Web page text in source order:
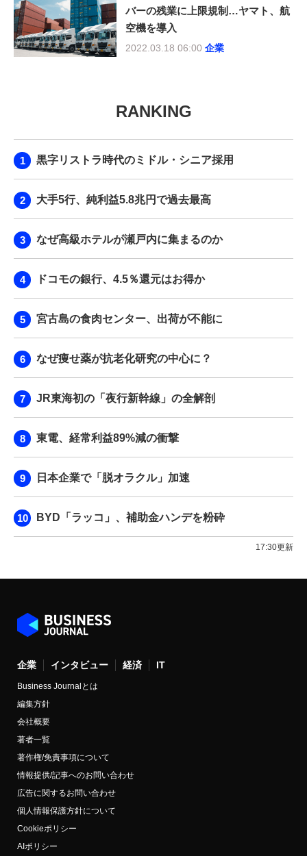
バーの残業に上限規制…ヤマト、航
空機を導入
2022.03.18 06:00 企業
RANKING
黒字リストラ時代のミドル・シニア採用
大手5行、純利益5.8兆円で過去最高
なぜ高級ホテルが瀬戸内に集まるのか
ドコモの銀行、4.5％還元はお得か
宮古島の食肉センター、出荷が不能に
なぜ痩せ薬が抗老化研究の中心に？
JR東海初の「夜行新幹線」の全解剖
東電、経常利益89%減の衝撃
日本企業で「脱オラクル」加速
BYD「ラッコ」、補助金ハンデを粉砕
17:30更新
企業 インタビュー 経済 IT
Business Journalとは
編集方針
会社概要
著者一覧
著作権/免責事項について
情報提供/記事へのお問い合わせ
広告に関するお問い合わせ
個人情報保護方針について
Cookieポリシー
AIポリシー